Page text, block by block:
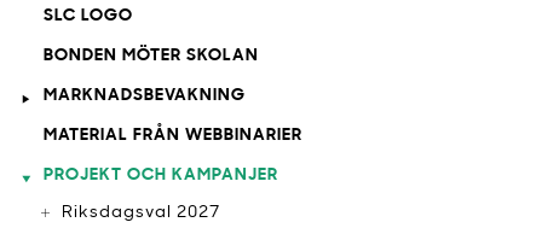
SLC LOGO
BONDEN MÖTER SKOLAN
MARKNADSBEVAKNING
MATERIAL FRÅN WEBBINARIER
PROJEKT OCH KAMPANJER
Riksdagsval 2027